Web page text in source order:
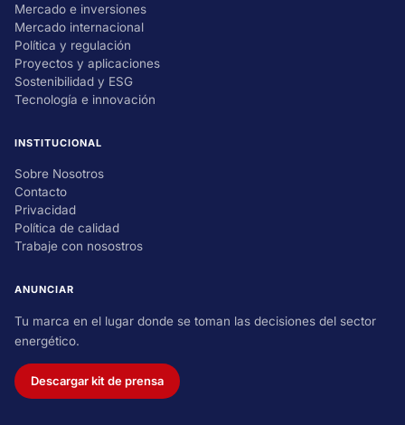
Mercado e inversiones
Mercado internacional
Política y regulación
Proyectos y aplicaciones
Sostenibilidad y ESG
Tecnología e innovación
INSTITUCIONAL
Sobre Nosotros
Contacto
Privacidad
Política de calidad
Trabaje con nosostros
ANUNCIAR
Tu marca en el lugar donde se toman las decisiones del sector
energético.
Descargar kit de prensa